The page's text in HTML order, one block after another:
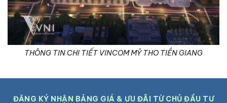
THÔNG TIN CHI TIẾT VINCOM MỸ THO TIỀN GIANG
ĐĂNG KÝ NHẬN BẢNG GIÁ & ƯU ĐÃI TỪ CHỦ ĐẦU TƯ